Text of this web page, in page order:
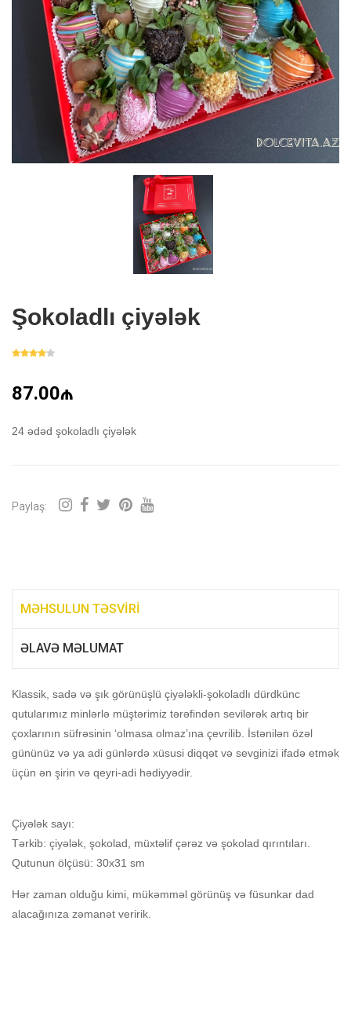
Şokoladlı çiyələk
87.00₼
24 ədəd şokoladlı çiyələk
Paylaş:
MƏHSULUN TƏSVIRI
ƏLAVƏ MƏLUMAT
Klassik, sadə və şık görünüşlü çiyələkli-şokoladlı dürdkünc
qutularımız minlərlə müştərimiz tərəfindən sevilərək artıq bir
çoxlarının süfrəsinin ‘olmasa olmaz’ına çevrilib. İstənilən özəl
gününüz və ya adi günlərdə xüsusi diqqət və sevginizi ifadə etmək
üçün ən şirin və qeyri-adi hədiyyədir.
Çiyələk sayı:
Tərkib: çiyələk, şokolad, müxtəlif çərəz və şokolad qırıntıları.
Qutunun ölçüsü: 30x31 sm
Hər zaman olduğu kimi, mükəmməl görünüş və füsunkar dad
alacağınıza zəmanət veririk.